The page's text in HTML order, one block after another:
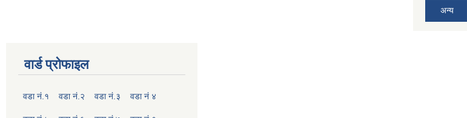
अन्य
वार्ड प्रोफाइल
वडा नं.१ वडा नं.२ वडा नं.३ वडा नं ४